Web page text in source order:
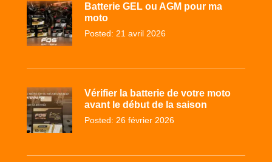
Batterie GEL ou AGM pour ma
moto
Posted: 21 avril 2026
Vérifier la batterie de votre moto
avant le début de la saison
Posted: 26 février 2026